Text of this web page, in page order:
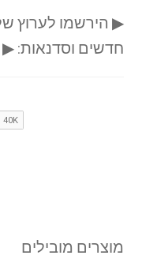
▶ הירשמו לערוץ
חדשים וסדנאות: ▶
מוצרים מובילים